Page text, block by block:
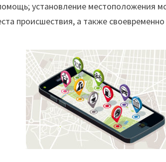
установление местоположения
происшествия, а также